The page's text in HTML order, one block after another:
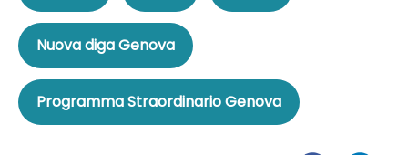
Nuova diga Genova
Programma Straordinario Genova